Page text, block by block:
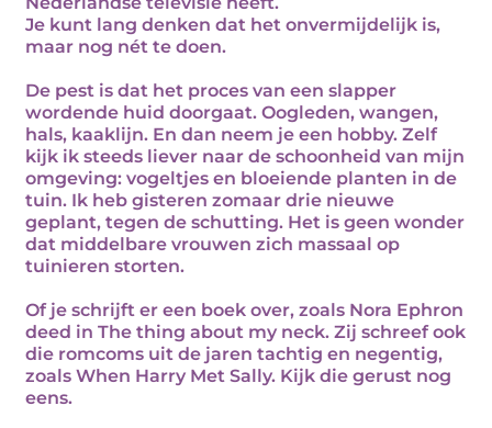
Je kunt lang denken dat het onvermijdelijk is,
maar nog nét te doen.
De pest is dat het proces van een slapper
wordende huid doorgaat. Oogleden, wangen,
hals, kaaklijn. En dan neem je een hobby. Zelf
kijk ik steeds liever naar de schoonheid van mijn
omgeving: vogeltjes en bloeiende planten in de
tuin. Ik heb gisteren zomaar drie nieuwe
geplant, tegen de schutting. Het is geen wonder
dat middelbare vrouwen zich massaal op
tuinieren storten.
Of je schrijft er een boek over, zoals Nora Ephron
deed in The thing about my neck. Zij schreef ook
die romcoms uit de jaren tachtig en negentig,
zoals When Harry Met Sally. Kijk die gerust nog
eens.